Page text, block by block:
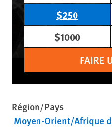
$250
$1000
FAIRE
Région/Pays
Moyen-Orient/Afrique